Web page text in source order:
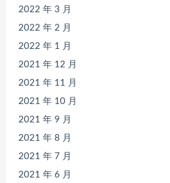
2022 年 3 月
2022 年 2 月
2022 年 1 月
2021 年 12 月
2021 年 11 月
2021 年 10 月
2021 年 9 月
2021 年 8 月
2021 年 7 月
2021 年 6 月